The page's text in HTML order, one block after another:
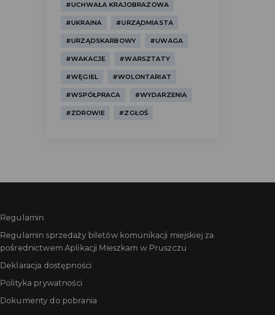
#UCHWAŁA KRAJOBRAZOWA
#UKRAINA #URZĄDMIASTA
#URZĄDSKARBOWY #UWAGA
#WAKACJE #WARSZTATY
#WĘGIEL #WOLONTARIAT
#WSPÓŁPRACA #WYDARZENIA
#ZDROWIE #ZGŁOŚ
Regulamin
Regulamin sprzedaży biletów komunikacji miejskiej za
pośrednictwem Aplikacji Mieszkam w Pruszczu
Deklaracja dostępności
Polityka prywatności
Dokumenty do pobrania